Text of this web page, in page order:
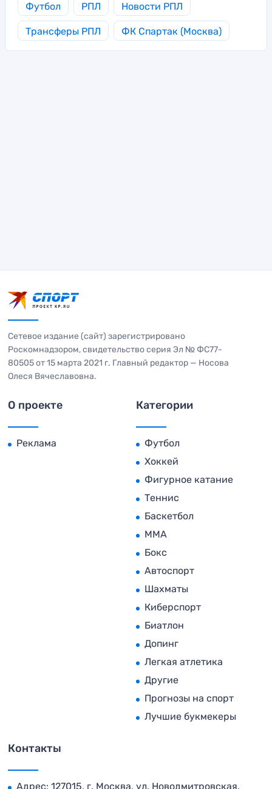
Футбол РПЛ Новости РПЛ
Трансферы РПЛ ФК Спартак (Москва)
Сетевое издание (сайт) зарегистрировано
Роскомнадзором, свидетельство серия Эл № ФС77-
80505 от 15 марта 2021 г. Главный редактор — Носова
Олеся Вячеславовна.
О проекте
Реклама
Категории
Футбол
Хоккей
Фигурное катание
Теннис
Баскетбол
MMA
Бокс
Автоспорт
Шахматы
Киберспорт
Биатлон
Допинг
Легкая атлетика
Другие
Прогнозы на спорт
Лучшие букмекеры
Контакты
Адрес: 127015, г. Москва, ул. Новодмитровская,